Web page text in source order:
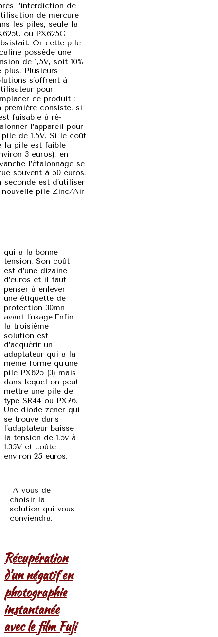
l’interdiction de
de mercure
les piles, seule la
ou PX625G
Or cette pile
possède une
de 1,5V, soit 10%
plus. Plusieurs
s’offrent à
pour
ce produit :
première consiste, si
faisable à ré-
l’appareil pour
de 1,5V. Si le coût
la pile est faible
3 euros), en
l’étalonnage se
souvent à 50 euros.
seconde est d’utiliser
pile Zinc/Air
qui a la bonne
tension. Son coût
est d’une dizaine
d’euros et il faut
penser à enlever
une étiquette de
protection 30mn
avant l’usage.Enfin
la troisième
solution est
d’acquérir un
adaptateur qui a la
même forme qu’une
pile PX625 (3) mais
dans lequel on peut
mettre une pile de
type SR44 ou PX76.
Une diode zener qui
se trouve dans
l’adaptateur baisse
la tension de 1,5v à
1,35V et coûte
environ 25 euros.
A vous de
choisir la
solution qui vous
conviendra.
Récupération
d'un négatif en
photographie
instantanée
avec le film Fuji